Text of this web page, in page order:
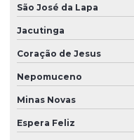
São José da Lapa
Jacutinga
Coração de Jesus
Nepomuceno
Minas Novas
Espera Feliz